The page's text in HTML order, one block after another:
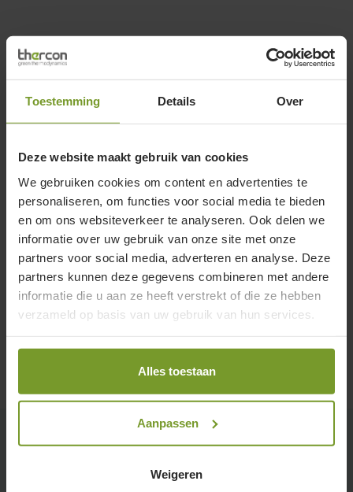
Toestemming Details Over
Deze website maakt gebruik van cookies
We gebruiken cookies om content en advertenties te
personaliseren, om functies voor social media te bieden
en om ons websiteverkeer te analyseren. Ook delen we
informatie over uw gebruik van onze site met onze
partners voor social media, adverteren en analyse. Deze
partners kunnen deze gegevens combineren met andere
informatie die u aan ze heeft verstrekt of die ze hebben
verzameld op basis van uw gebruik van hun services.
Alles toestaan
Aanpassen
Weigeren